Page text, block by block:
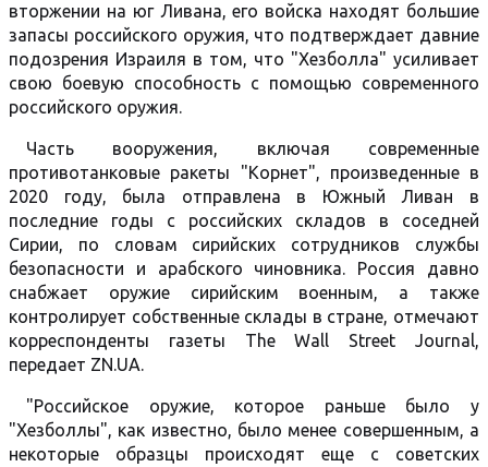
вторжении на юг Ливана, его войска находят большие
запасы российского оружия, что подтверждает давние
подозрения Израиля в том, что "Хезболла" усиливает
свою боевую способность с помощью современного
российского оружия.
Часть вооружения, включая современные
противотанковые ракеты "Корнет", произведенные в
2020 году, была отправлена ​​в Южный Ливан в
последние годы с российских складов в соседней
Сирии, по словам сирийских сотрудников службы
безопасности и арабского чиновника. Россия давно
снабжает оружие сирийским военным, а также
контролирует собственные склады в стране, отмечают
корреспонденты газеты The Wall Street Journal,
передает ZN.UA.
"Российское оружие, которое раньше было у
"Хезболлы", как известно, было менее совершенным, а
некоторые образцы происходят еще с советских